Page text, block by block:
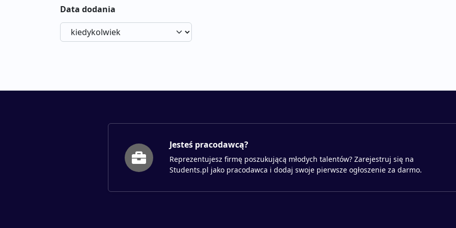
Data dodania
Jesteś pracodawcą?
Reprezentujesz firmę poszukującą młodych talentów? Zarejestruj się na
Students.pl jako pracodawca i dodaj swoje pierwsze ogłoszenie za darmo.